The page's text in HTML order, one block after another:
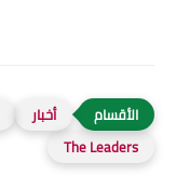
أخبار
The Leaders